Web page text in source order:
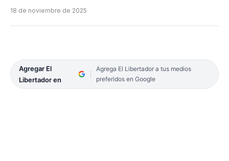
18 de noviembre de 2025
Agregar El
Libertador en
Agrega El Libertador a tus medios
preferidos en Google